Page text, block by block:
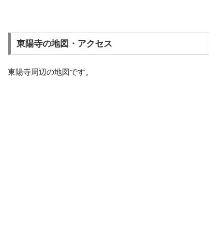
東陽寺の地図・アクセス
東陽寺周辺の地図です。